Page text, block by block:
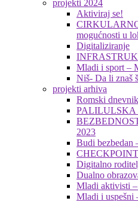
projekti 2024
Aktiviraj se!
mogućnosti u
Digitaliziranje
Mladi i sport –
Niš- Da li znaš
projekti arhiva
Romski dnevnik
PALILULSKA
2023
Budi bezbedan
CHECKPOINT
Digitalno
Dualno
Mladi aktivisti
Mladi i uspešni